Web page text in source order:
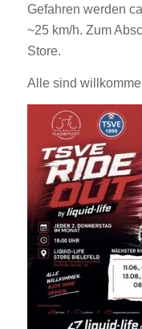
Gefahren werden
~25 km/h. Zum
Store.
Alle sind